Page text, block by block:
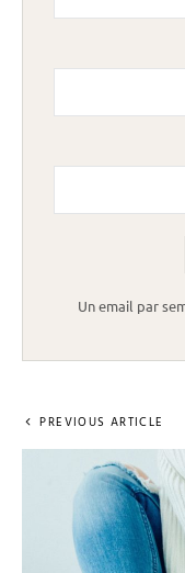
Un email par
PREVIOUS ARTICLE